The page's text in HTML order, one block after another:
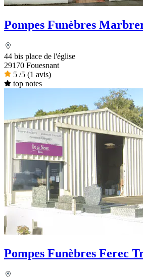
Pompes Funèbres
44 bis place de l'église
29170 Fouesnant
5 /5 (1 avis)
top notes
Pompes Funèbres Ferec